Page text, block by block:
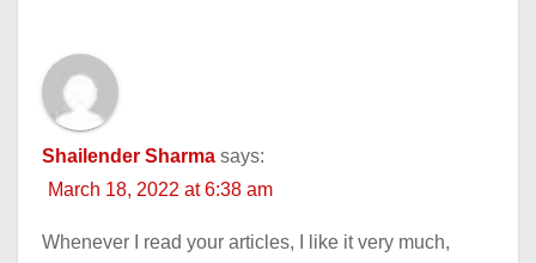
Shailender Sharma says:
March 18, 2022 at 6:38 am
Whenever I read your articles, I like it very much,